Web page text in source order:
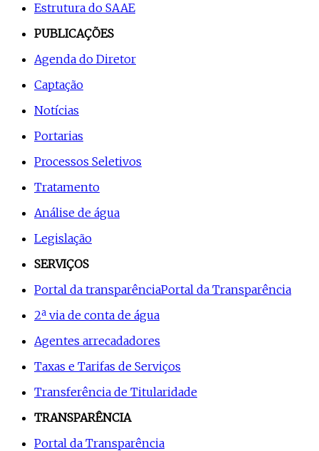
Estrutura do SAAE
PUBLICAÇÕES
Agenda do Diretor
Captação
Notícias
Portarias
Processos Seletivos
Tratamento
Análise de água
Legislação
SERVIÇOS
Portal da transparênciaPortal da Transparência
2ª via de conta de água
Agentes arrecadadores
Taxas e Tarifas de Serviços
Transferência de Titularidade
TRANSPARÊNCIA
Portal da Transparência